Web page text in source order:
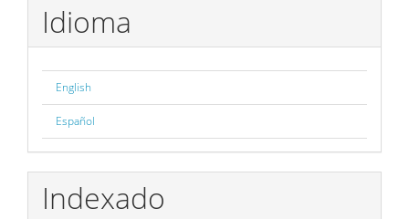
Idioma
English
Español
Indexado